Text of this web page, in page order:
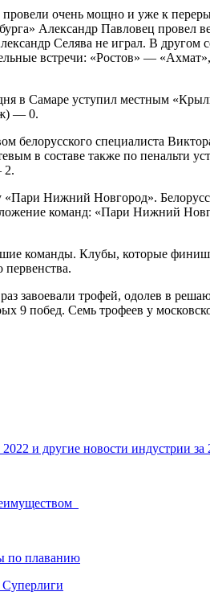
очень мощно и уже к
Александр Павловец
Селява не играл. В
встречи: «Ростов» —
в Самаре уступил местным
— 0.
белорусского специалиста
в составе также по пенальти
2.
Нижний Новгород».
команд: «Пари Нижний
команды. Клубы, которые
завоевали трофей, одолев в
9 побед. Семь трофеев у
и другие новости индустрии за
по плаванию
Суперлиги